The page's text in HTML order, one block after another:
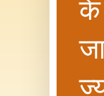
के